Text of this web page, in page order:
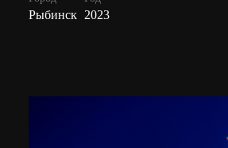
Рыбинск 2023